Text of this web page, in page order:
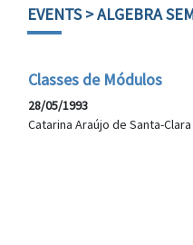
EVENTS> ALGEBRA
Classes de Módulos
28/05/1993
Catarina Araújo de Santa-